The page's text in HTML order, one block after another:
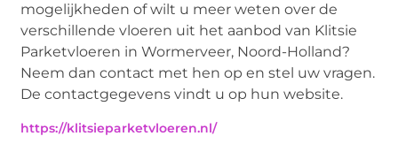
mogelijkheden of wilt u meer weten over de
verschillende vloeren uit het aanbod van Klitsie
Parketvloeren in Wormerveer, Noord-Holland?
Neem dan contact met hen op en stel uw vragen.
De contactgegevens vindt u op hun website.
https://klitsieparketvloeren.nl/